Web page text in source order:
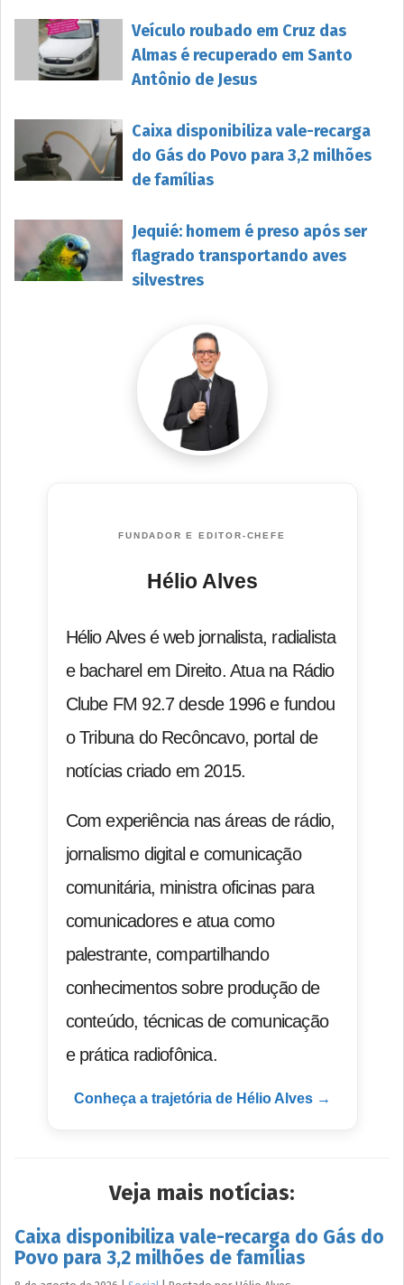
Veículo roubado em Cruz das
Almas é recuperado em Santo
Antônio de Jesus
Caixa disponibiliza vale-recarga
do Gás do Povo para 3,2 milhões
de famílias
Jequié: homem é preso após ser
flagrado transportando aves
silvestres
FUNDADOR E EDITOR-CHEFE
Hélio Alves
Hélio Alves é web jornalista, radialista
e bacharel em Direito. Atua na Rádio
Clube FM 92.7 desde 1996 e fundou
o Tribuna do Recôncavo, portal de
notícias criado em 2015.
Com experiência nas áreas de rádio,
jornalismo digital e comunicação
comunitária, ministra oficinas para
comunicadores e atua como
palestrante, compartilhando
conhecimentos sobre produção de
conteúdo, técnicas de comunicação
e prática radiofônica.
Conheça a trajetória de Hélio Alves →
Veja mais notícias:
Caixa disponibiliza vale-recarga do Gás do
Povo para 3,2 milhões de famílias